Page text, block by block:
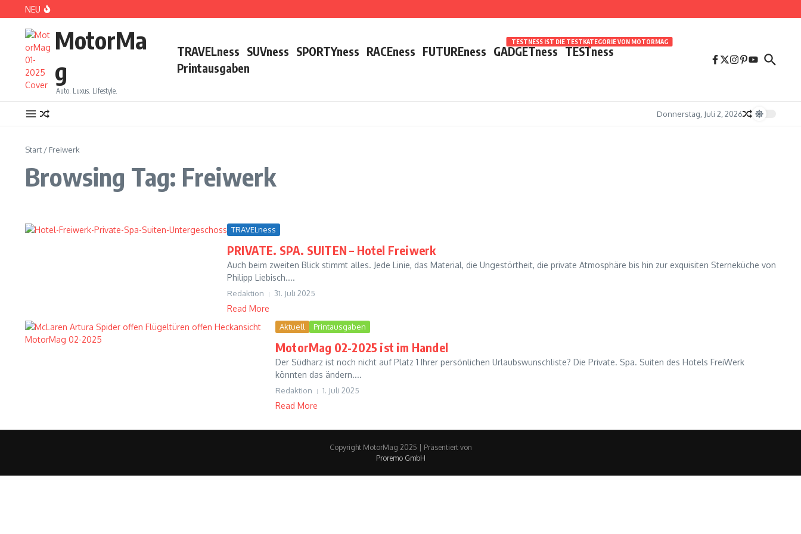
Zum Inhalt springen
NEU
MotorMa
g
Auto. Luxus. Lifestyle.
TRAVELness SUVness SPORTYness RACEness FUTUREness GADGETness TESTness
TESTNESS IST DIE TESTKATEGORIE VON MOTORMAG
Printausgaben
Donnerstag, Juli 2, 2026
Start / Freiwerk
Browsing Tag: Freiwerk
TRAVELness
PRIVATE. SPA. SUITEN – Hotel Freiwerk
Auch beim zweiten Blick stimmt alles. Jede Linie, das Material, die Ungestörtheit, die private Atmosphäre bis hin zur exquisiten Sterneküche von
Philipp Liebisch....
Redaktion 31. Juli 2025
Read More
Aktuell Printausgaben
MotorMag 02-2025 ist im Handel
Der Südharz ist noch nicht auf Platz 1 Ihrer persönlichen Urlaubswunschliste? Die Private. Spa. Suiten des Hotels FreiWerk
könnten das ändern....
Redaktion 1. Juli 2025
Read More
Copyright MotorMag 2025 | Präsentiert von
Proremo GmbH